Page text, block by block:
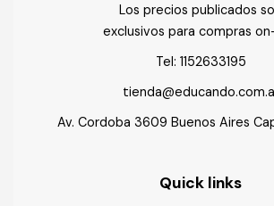
Los precios publicados
exclusivos para compras
Tel: 1152633195
Av. Cordoba 3609 Buenos Aires
Quick links